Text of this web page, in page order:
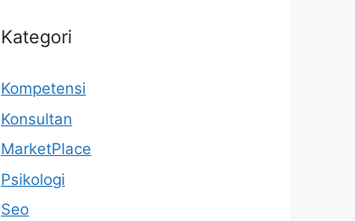
Kategori
Kompetensi
Konsultan
MarketPlace
Psikologi
Seo